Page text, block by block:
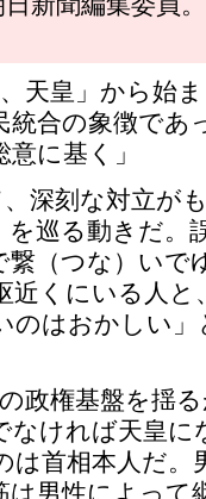
天皇」から始
統合の象徴であ
に基く」
、深刻な対立が
を巡る動きだ。
繋（つな）いで
近くにいる人と
のはおかしい
政権基盤を揺
なければ天皇
は首相本人だ。